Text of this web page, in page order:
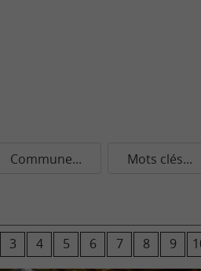
Commune... Mots clés...
3 4 5 6 7 8 9